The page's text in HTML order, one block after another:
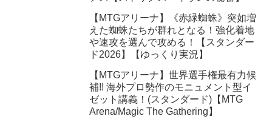
【MTGアリーナ】《赤緑蜘蛛》突如増
えた蜘蛛たちが群れとなる！強化着地
や速攻を選んで攻める！【スタンダー
ド2026】【ゆっくり実況】
【MTGアリーナ】世界選手権最有力候
補!! 海外プロ勢作のモニュメント型イ
ゼット講義！(スタンダード)【MTG
Arena/Magic The Gathering】